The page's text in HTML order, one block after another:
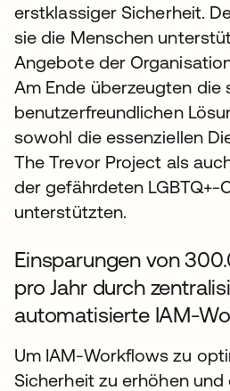
erstklassiger Sicherheit.
sie die Menschen
Angebote der
Am Ende überzeugten die
benutzerfreundlichen
sowohl die essenziellen
The Trevor Project als
der gefährdeten LGBTQ+-
unterstützten.
Einsparungen von
pro Jahr durch
automatisierte IAM-
Um IAM-Workflows zu
Sicherheit zu erhöhen